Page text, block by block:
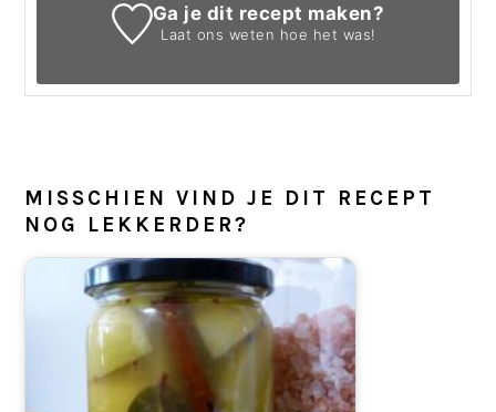
Ga je dit recept maken?
Laat ons weten hoe het was!
MISSCHIEN VIND JE DIT RECEPT
NOG LEKKERDER?